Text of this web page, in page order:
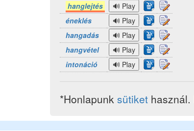
hanglejtés
éneklés
hangadás
hangvétel
intonáció
*Honlapunk sütiket használ.